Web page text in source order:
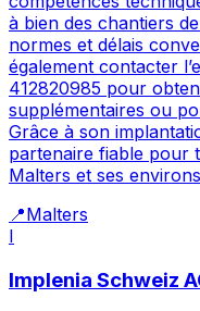
à bien des chantiers
normes et délais
également contacter
412820985 pour
supplémentaires ou
Grâce à son
partenaire fiable pour
Malters et ses
📍Malters
I
Implenia Schweiz